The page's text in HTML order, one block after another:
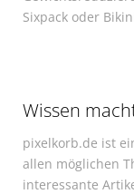
Sixpack oder
Wissen
pixelkorb.de ist
allen möglichen
interessante